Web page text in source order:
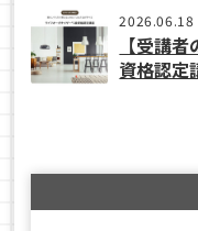
2026.06.18
【受講
資格認定